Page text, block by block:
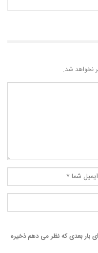
نخواهد شد.
بار بعدی که نظر می دهم ذخیره